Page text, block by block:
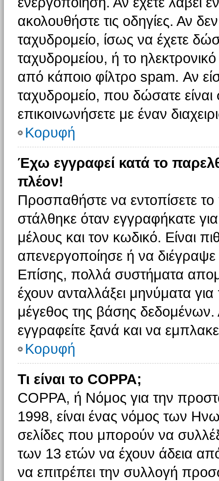
ακολουθήστε τις οδηγίες. Αν
ταχυδρομείο, ίσως να έχετε
ταχυδρομείου, ή το
από κάποιο φίλτρο spam. Αν
ταχυδρομείο, που δώσατε
επικοινωνήσετε με έναν
Κορυφή
Έχω εγγραφεί κατά το
πλέον!
Προσπαθήστε να εντοπίσετε
στάλθηκε όταν εγγραφήκατε
μέλους και τον κωδικό. Είναι
απενεργοποίησε ή να
Επίσης, πολλά συστήματα
έχουν ανταλλάξει μηνύματα
μέγεθος της βάσης
εγγραφείτε ξανά και να
Κορυφή
Τι είναι το COPPA;
COPPA, ή Νόμος για την
1998, είναι ένας νόμος των
σελίδες που μπορούν να
των 13 ετών να έχουν άδεια
να επιτρέπει την συλλογή